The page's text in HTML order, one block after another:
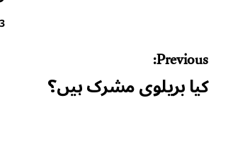
Post
navigation
Previous:
کیا بریلوی مشرک ہیں؟